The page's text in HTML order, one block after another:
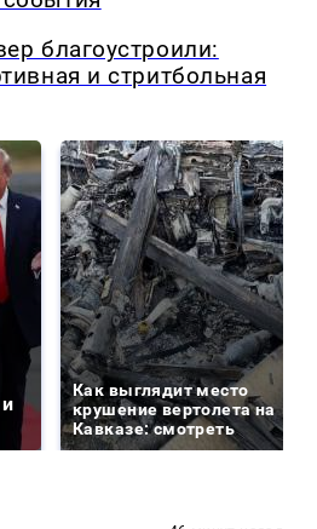
благоустроили:
и стритбольная
Как выглядит место
крушение вертолета на
Кавказе: смотреть